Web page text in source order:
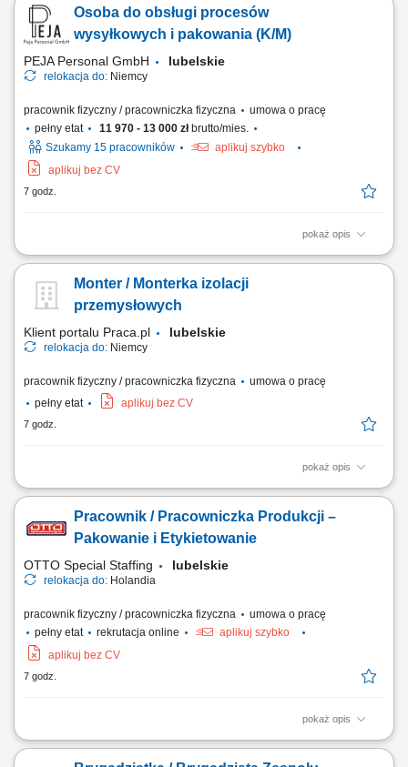
produkcyjnych; Pakowanie oraz etykietowanie napojów; Kontrola
jakości produktów; Realizacja bieżących prac pomocniczych na terenie
zakładu;
Osoba do obsługi procesów
wysyłkowych i pakowania (K/M)
PEJA Personal GmbH lubelskie
relokacja do: Niemcy
pracownik fizyczny / pracowniczka fizyczna
umowa o pracę
pełny etat
11 970 - 13 000 złbrutto/mies.
Szukamy 15 pracowników
aplikuj szybko
aplikuj bez CV
7 godz.
pokaż opis
Opis stanowiska Sprawne realizowanie i kompletowanie zamówień
Zabezpieczanie towarów, pakowanie przesyłek oraz nanoszenie
oznaczeń logistycznych przed wysyłką do odbiorcy. Bieżące
Monter / Monterka izolacji
przemysłowych
Klient portalu Praca.pl lubelskie
relokacja do: Niemcy
pracownik fizyczny / pracowniczka fizyczna
umowa o pracę
pełny etat
aplikuj bez CV
7 godz.
pokaż opis
Demontaż i montaż izolacji ciepło- oraz zimnochronnej; Praca przy
Pracownik / Pracowniczka Produkcji –
Pakowanie i Etykietowanie
OTTO Special Staffing lubelskie
relokacja do: Holandia
pracownik fizyczny / pracowniczka fizyczna
umowa o pracę
pełny etat
rekrutacja online
aplikuj szybko
aplikuj bez CV
7 godz.
pokaż opis
Opis stanowiska Realizacja procesu pakowania produktów w